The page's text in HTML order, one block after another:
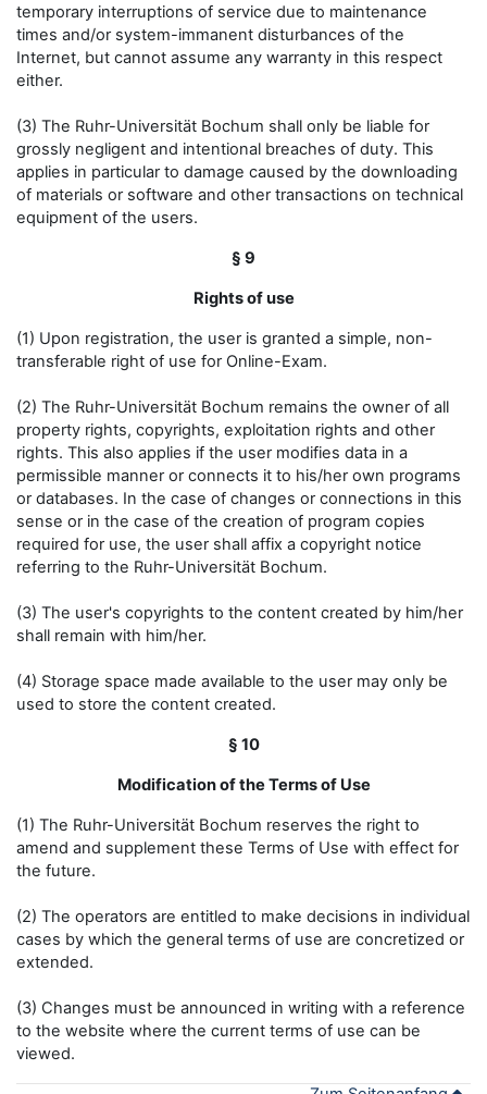
temporary interruptions of service due to maintenance
times and/or system-immanent disturbances of the
Internet, but cannot assume any warranty in this respect
either.
(3) The Ruhr-Universität Bochum shall only be liable for
grossly negligent and intentional breaches of duty. This
applies in particular to damage caused by the downloading
of materials or software and other transactions on technical
equipment of the users.
§ 9
Rights of use
(1) Upon registration, the user is granted a simple, non-
transferable right of use for Online-Exam.
(2) The Ruhr-Universität Bochum remains the owner of all
property rights, copyrights, exploitation rights and other
rights. This also applies if the user modifies data in a
permissible manner or connects it to his/her own programs
or databases. In the case of changes or connections in this
sense or in the case of the creation of program copies
required for use, the user shall affix a copyright notice
referring to the Ruhr-Universität Bochum.
(3) The user's copyrights to the content created by him/her
shall remain with him/her.
(4) Storage space made available to the user may only be
used to store the content created.
§ 10
Modification of the Terms of Use
(1) The Ruhr-Universität Bochum reserves the right to
amend and supplement these Terms of Use with effect for
the future.
(2) The operators are entitled to make decisions in individual
cases by which the general terms of use are concretized or
extended.
(3) Changes must be announced in writing with a reference
to the website where the current terms of use can be
viewed.